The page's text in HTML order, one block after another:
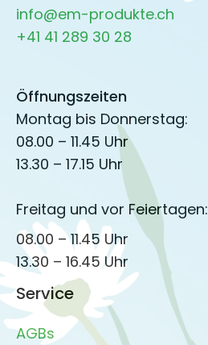
info@em-produkte.ch
+41 41 289 30 28
Öffnungszeiten
Montag bis Donnerstag:
08.00 – 11.45 Uhr
13.30 – 17.15 Uhr
Freitag und vor Feiertagen:
08.00 – 11.45 Uhr
13.30 – 16.45 Uhr
Service
AGBs